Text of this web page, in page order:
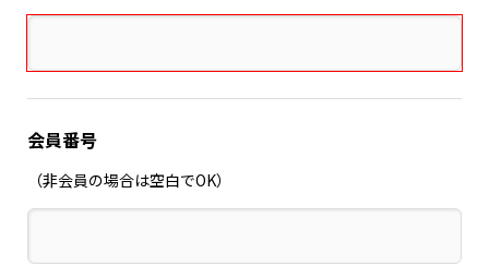
会員番号
（非会員の場合は空白でOK）